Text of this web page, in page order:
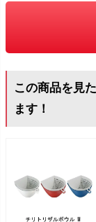
この商品を見
ます！